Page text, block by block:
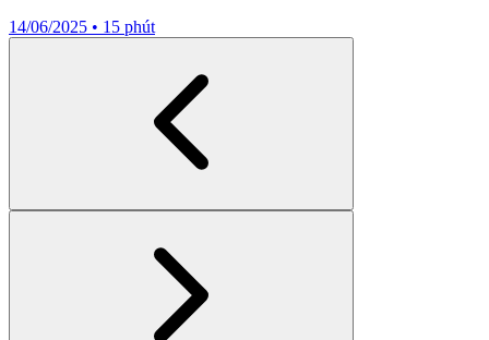
14/06/2025 • 15 phút